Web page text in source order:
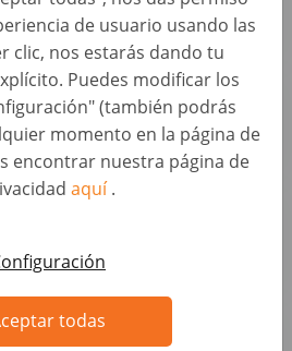
de usuario usando las
clic, nos estarás dando tu
Puedes modificar los
(también podrás
momento en la página de
encontrar nuestra página de
aquí.
todas
(f/m/x)
estratégicos • Alemania, Berlin
- Produktion (m/w/d)
(d/m/w)
estratégicos • Alemania, Berlin